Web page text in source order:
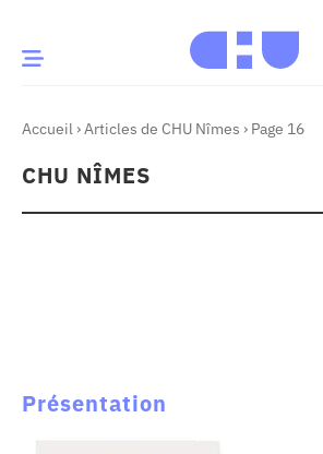
MOMENT
ce qu’un CHU ?
Accueil ›Articles de CHU Nîmes › Page 16
CHU NÎMES
Présentation